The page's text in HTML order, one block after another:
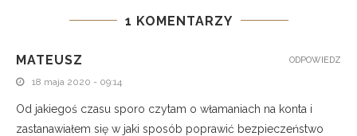
1 KOMENTARZY
MATEUSZ
18 maja 2020 - 09:14
Od jakiegoś czasu sporo czytam o włamaniach na konta i
zastanawiałem się w jaki sposób poprawić bezpieczeństwo
ODPOWIEDZ